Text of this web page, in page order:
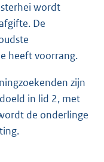
wordt
De
heeft voorrang.
zijn
in lid 2, met
de onderlinge